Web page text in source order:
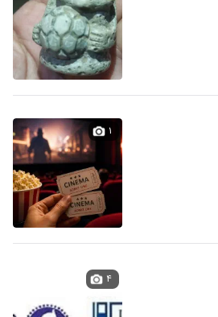
۱
۴